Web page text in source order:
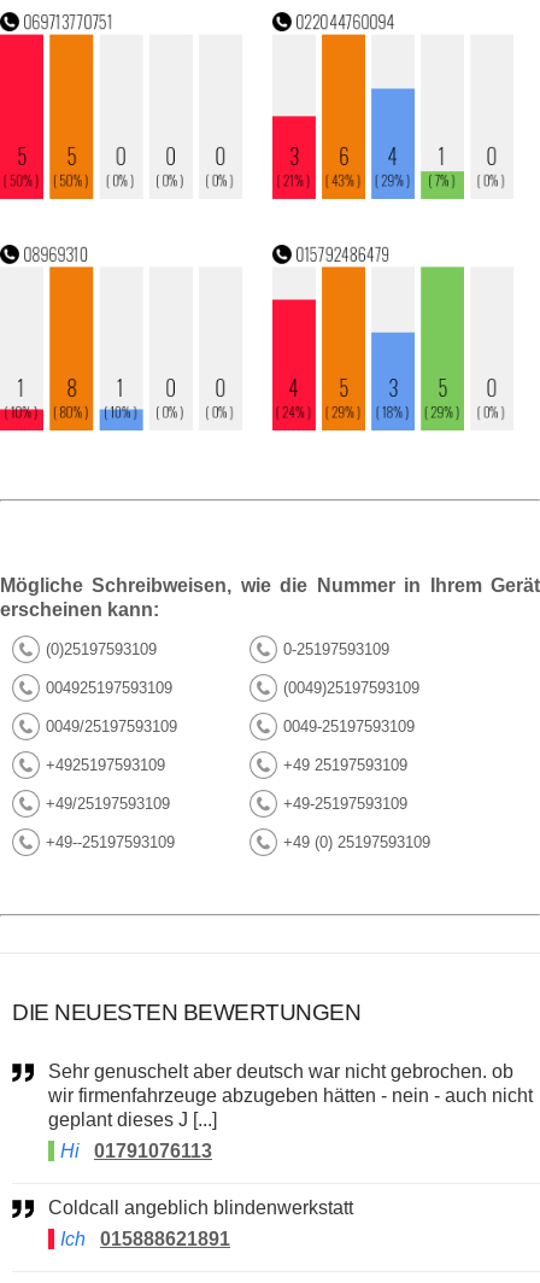
Mögliche Schreibweisen, wie die Nummer in Ihrem Gerät
erscheinen kann:
(0)25197593109 0-25197593109
004925197593109 (0049)25197593109
0049/25197593109 0049-25197593109
+4925197593109 +49 25197593109
+49/25197593109 +49-25197593109
+49--25197593109 +49 (0) 25197593109
DIE NEUESTEN BEWERTUNGEN
Sehr genuschelt aber deutsch war nicht gebrochen. ob
wir firmenfahrzeuge abzugeben hätten - nein - auch nicht
geplant dieses J [...]
Hi
01791076113
Coldcall angeblich blindenwerkstatt
Ich
015888621891